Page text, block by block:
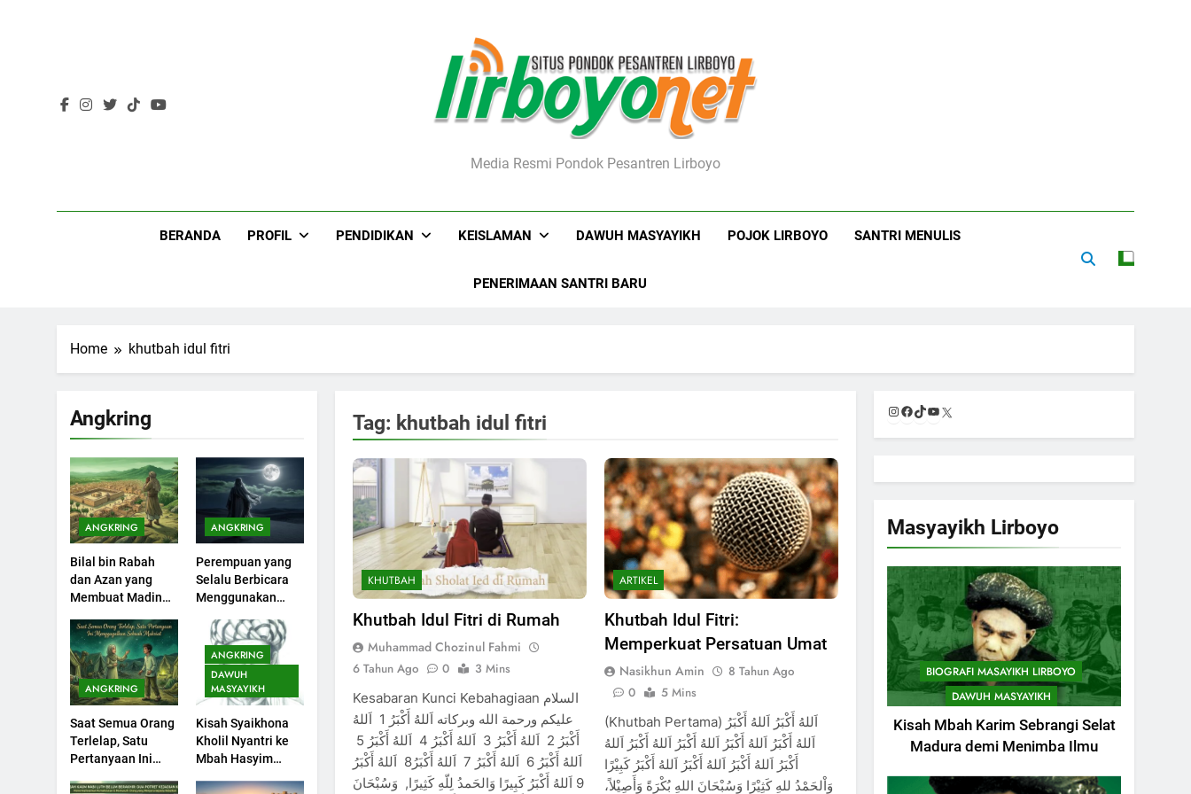
Lirboyo.netMedia Resmi Pondok Pesantren Lirboyo
BERANDA PROFIL PENDIDIKAN KEISLAMAN DAWUH MASYAYIKH POJOK LIRBOYO SANTRI MENULIS
PENERIMAAN SANTRI BARU
Home khutbah idul fitri
Angkring
ANGKRING
Bilal bin Rabah
dan Azan yang
Membuat Madinah
ANGKRING
Perempuan yang
Selalu Berbicara
Menggunakan
ANGKRING
Saat Semua Orang
Terlelap, Satu
Pertanyaan Ini
ANGKRING
DAWUH
MASYAYIKH
Kisah Syaikhona
Kholil Nyantri ke
Mbah Hasyim
Khutbah Idul Fitri di
Rumah
KHUTBAH
201
Khutbah jumat:
Sejarah Seebagai
Pembangkit Jiwa
202
Khutbah Jumat :
Supaya Amal Bisa
Diterima
203
Khutbah Jumat:
Bulan Muharram
Tag: khutbah idul fitri
KHUTBAH
Khutbah Idul Fitri di Rumah
Muhammad Chozinul Fahmi
6 Tahun Ago 0
3 Mins
Kesabaran Kunci Kebahagiaan السلام
عليكم ورحمة الله وبركاته اَللهُ أَكْبَرُ 1 اَللهُ
اَللهُ أَكْبَرُ 6 اَللهُ أَكْبَرُ 7 اَللهُ أَكْبَرُ8 اَللهُ أَكْبَرُ
9 اَللهُ أَكْبَرُ كَبِيرًا وَالحَمدُ لِلّهِ كَثِيرًا, وَسُبْحَانَ
ARTIKEL
Khutbah Idul Fitri:
Memperkuat Persatuan Umat
Nasikhun Amin
8 Tahun Ago
0
5 Mins
(Khutbah Pertama) اَللهُ أَكْبَرُ اَللهُ أَكْبَرُ
اَللهُ أَكْبَرُ اَللهُ أَكْبَرُ اَللهُ أَكْبَرُ اَللهُ أَكْبَرُ اَللهُ
أَكْبَرُ اَللهُ أَكْبَرُ اَللهُ أَكْبَرُ اَللهُ أَكْبَرُ كَبِيْرًا
وَاْلحَمْدُ للهِ كَثِيْرًا وَسُبْحَانَ اللهِ بُكْرَةً وَأَصِيْلاً،
Instagram
Facebook
TikTok
YouTube
Masyayikh Lirboyo
BIOGRAFI MASAYIKH LIRBOYO
DAWUH MASYAYIKH
Kisah Mbah Karim Sebrangi Selat
Madura demi Menimba Ilmu